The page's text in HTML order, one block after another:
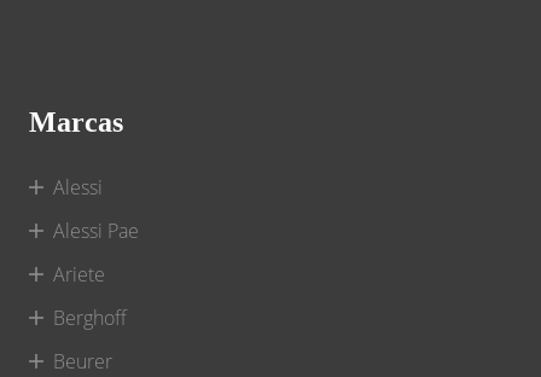
Marcas
Alessi
Alessi Pae
Ariete
Berghoff
Beurer